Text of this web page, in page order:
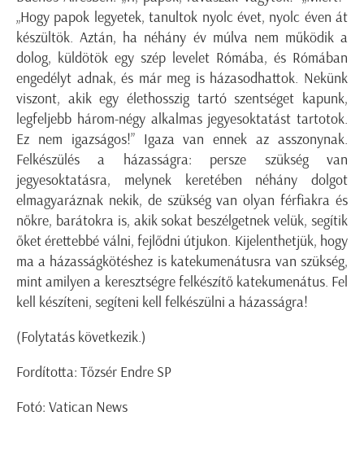
„Hogy papok legyetek, tanultok nyolc évet, nyolc éven át
készültök. Aztán, ha néhány év múlva nem működik a
dolog, küldötök egy szép levelet Rómába, és Rómában
engedélyt adnak, és már meg is házasodhattok. Nekünk
viszont, akik egy élethosszig tartó szentséget kapunk,
legfeljebb három-négy alkalmas jegyesoktatást tartotok.
Ez nem igazságos!” Igaza van ennek az asszonynak.
Felkészülés a házasságra: persze szükség van
jegyesoktatásra, melynek keretében néhány dolgot
elmagyaráznak nekik, de szükség van olyan férfiakra és
nőkre, barátokra is, akik sokat beszélgetnek velük, segítik
őket érettebbé válni, fejlődni útjukon. Kijelenthetjük, hogy
ma a házasságkötéshez is katekumenátusra van szükség,
mint amilyen a keresztségre felkészítő katekumenátus. Fel
kell készíteni, segíteni kell felkészülni a házasságra!
(Folytatás következik.)
Fordította: Tőzsér Endre SP
Fotó: Vatican News